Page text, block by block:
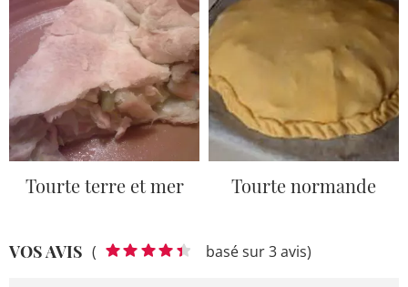
Tourte terre et mer Tourte normande
VOS AVIS ( basé sur 3 avis)